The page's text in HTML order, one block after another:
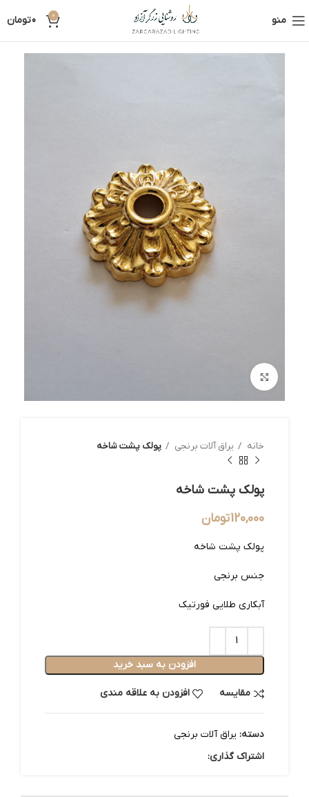
منو 0
0تومان
خانه یراق آلات برنجی پولک پشت شاخه
پولک پشت شاخه
120,000تومان
پولک پشت شاخه
جنس برنجی
آبکاری طلایی فورتیک
افزودن به سبد خرید
مقایسه افزودن به علاقه مندی
دسته: یراق آلات برنجی
اشتراک گذاری: